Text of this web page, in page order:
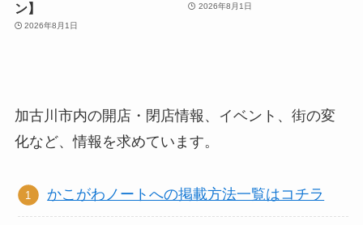
ン】
2026年8月1日
2026年8月1日
加古川市内の開店・閉店情報、イベント、街の変
化など、情報を求めています。
かこがわノートへの掲載方法一覧はコチラ